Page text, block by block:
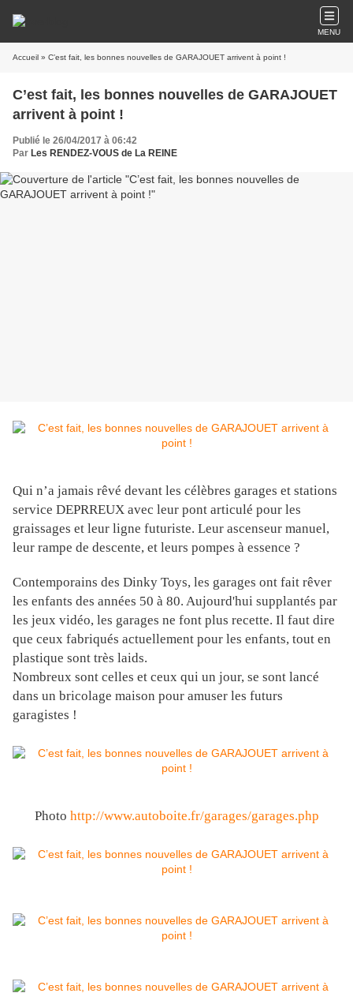
MENU
Accueil » C’est fait, les bonnes nouvelles de GARAJOUET arrivent à point !
C’est fait, les bonnes nouvelles de GARAJOUET
arrivent à point !
Publié le 26/04/2017 à 06:42
Par Les RENDEZ-VOUS de La REINE
Qui n’a jamais rêvé devant les célèbres garages et stations
service DEPRREUX avec leur pont articulé pour les
graissages et leur ligne futuriste. Leur ascenseur manuel,
leur rampe de descente, et leurs pompes à essence ?
Contemporains des Dinky Toys, les garages ont fait rêver
les enfants des années 50 à 80. Aujourd'hui supplantés par
les jeux vidéo, les garages ne font plus recette. Il faut dire
que ceux fabriqués actuellement pour les enfants, tout en
plastique sont très laids.
Nombreux sont celles et ceux qui un jour, se sont lancé
dans un bricolage maison pour amuser les futurs
garagistes !
Photo http://www.autoboite.fr/garages/garages.php